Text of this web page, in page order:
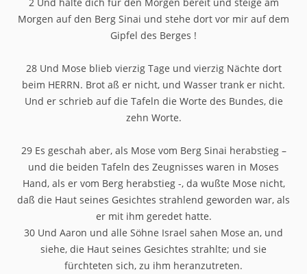
Morgen auf den Berg Sinai und stehe dort vor mir auf dem
Gipfel des Berges !
28 Und Mose blieb vierzig Tage und vierzig Nächte dort
beim HERRN. Brot aß er nicht, und Wasser trank er nicht.
Und er schrieb auf die Tafeln die Worte des Bundes, die
zehn Worte.
29 Es geschah aber, als Mose vom Berg Sinai herabstieg –
und die beiden Tafeln des Zeugnisses waren in Moses
Hand, als er vom Berg herabstieg -, da wußte Mose nicht,
daß die Haut seines Gesichtes strahlend geworden war, als
er mit ihm geredet hatte.
30 Und Aaron und alle Söhne Israel sahen Mose an, und
siehe, die Haut seines Gesichtes strahlte; und sie
fürchteten sich, zu ihm heranzutreten.